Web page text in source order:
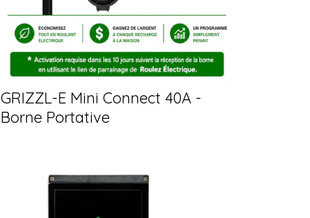
GRIZZL-E Mini Connect 40A -
Borne Portative